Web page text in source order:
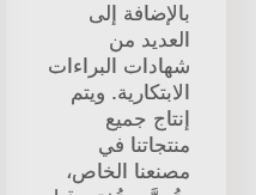
بالإضافة إلى
العديد من
شهادات البراءات
الابتكارية. ويتم
إنتاج جميع
منتجاتنا في
مصنعنا الخاص،